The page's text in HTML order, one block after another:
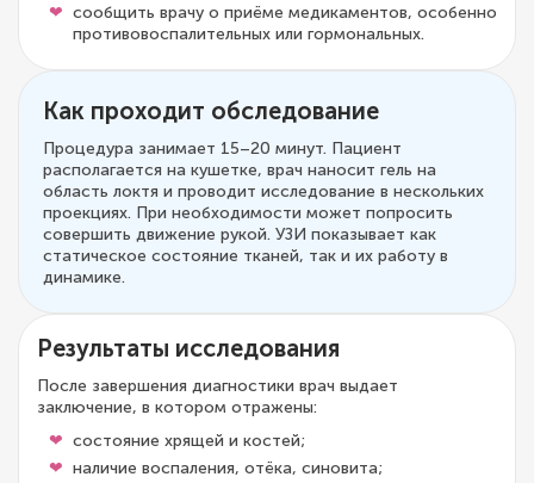
сообщить врачу о приёме медикаментов, особенно
противовоспалительных или гормональных.
Как проходит обследование
Процедура занимает 15–20 минут. Пациент
располагается на кушетке, врач наносит гель на
область локтя и проводит исследование в нескольких
проекциях. При необходимости может попросить
совершить движение рукой. УЗИ показывает как
статическое состояние тканей, так и их работу в
динамике.
Результаты исследования
После завершения диагностики врач выдает
заключение, в котором отражены:
состояние хрящей и костей;
наличие воспаления, отёка, синовита;